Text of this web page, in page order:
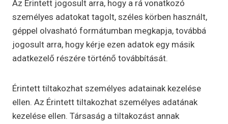
Az Érintett jogosult arra, hogy a rá vonatkozó
személyes adatokat tagolt, széles körben használt,
géppel olvasható formátumban megkapja, továbbá
jogosult arra, hogy kérje ezen adatok egy másik
adatkezelő részére történő továbbítását.
Érintett tiltakozhat személyes adatainak kezelése
ellen. Az Érintett tiltakozhat személyes adatának
kezelése ellen. Társaság a tiltakozást annak